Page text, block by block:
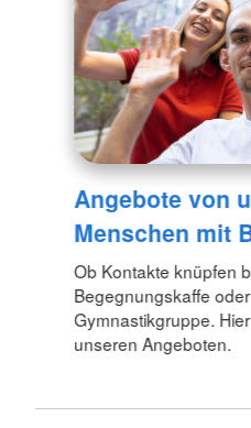
Angebote von
Menschen mit
Ob Kontakte knüpfen
Begegnungskaffe
Gymnastikgruppe.
unseren Angeboten.